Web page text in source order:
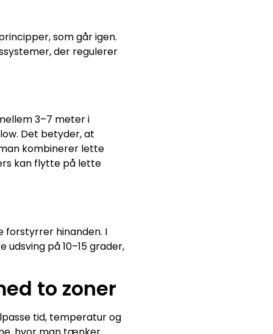
som går igen.
der regulerer
3–7 meter i
Det betyder, at
kombinerer lette
kan flytte på lette
forstyrrer hinanden. I
på 10–15 grader,
to zoner
tid, temperatur og